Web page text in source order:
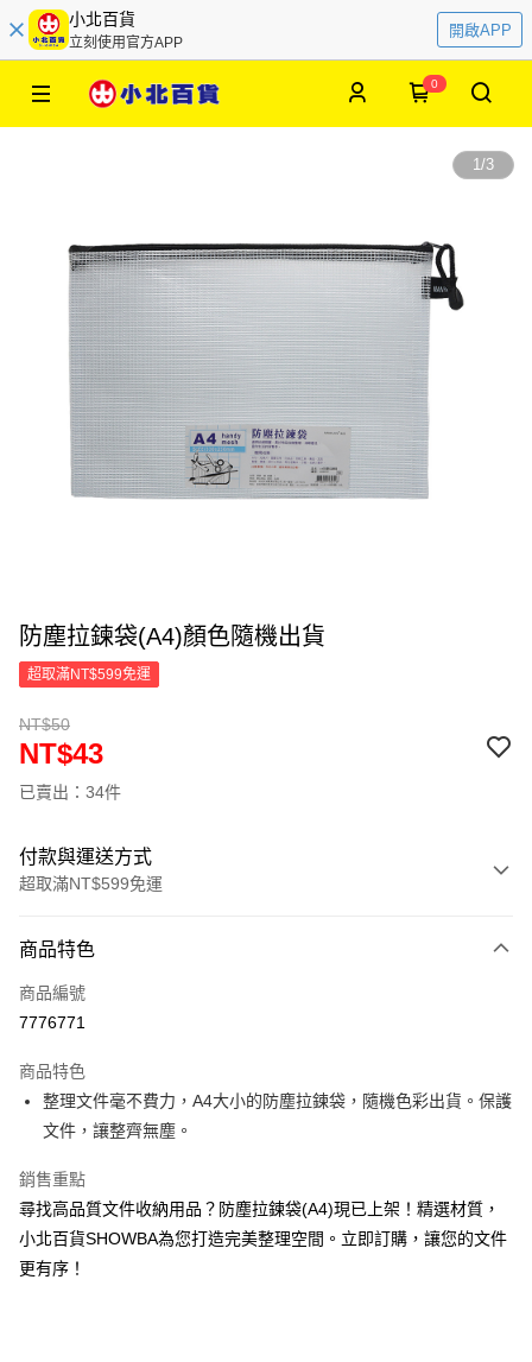
小北百貨
立刻使用官方APP
開啟APP
0
1/3
防塵拉鍊袋(A4)顏色隨機出貨
超取滿NT$599免運
NT$50
NT$43
已賣出：34件
付款與運送方式
超取滿NT$599免運
信用卡一次付款
超商取貨付款
Apple Pay
街口支付
悠遊付
Google Pay
AFTEE先享後付
商品特色
商品編號
7776771
商品特色
整理文件毫不費力，A4大小的防塵拉鍊袋，隨機色彩出貨。保護
文件，讓整齊無塵。
銷售重點
尋找高品質文件收納用品？防塵拉鍊袋(A4)現已上架！精選材質，
小北百貨SHOWBA為您打造完美整理空間。立即訂購，讓您的文件
更有序！